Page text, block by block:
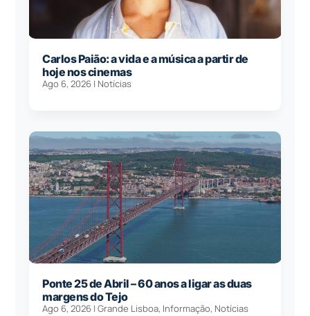
Carlos Paião: a vida e a música a partir de
hoje nos cinemas
Ago 6, 2026 | Notícias
Ponte 25 de Abril – 60 anos a ligar as duas
margens do Tejo
Ago 6, 2026 |Grande Lisboa, Informação, Notícias